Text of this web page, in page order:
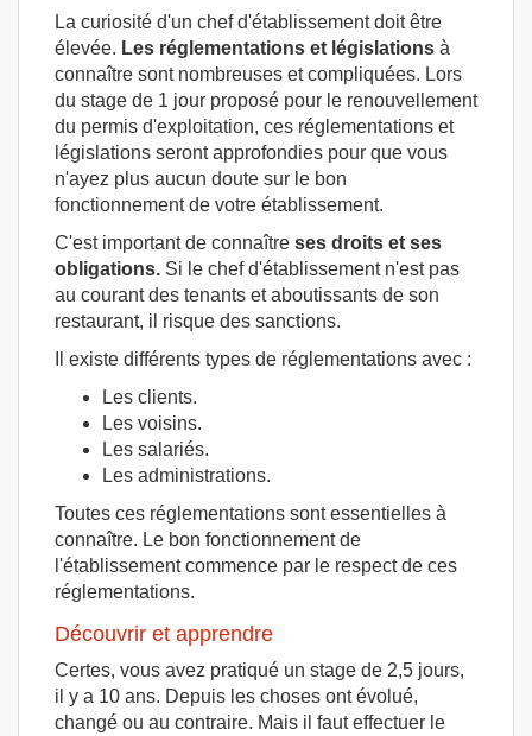
La curiosité d'un chef d'établissement doit être
élevée. Les réglementations et législations à
connaître sont nombreuses et compliquées. Lors
du stage de 1 jour proposé pour le renouvellement
du permis d'exploitation, ces réglementations et
législations seront approfondies pour que vous
n'ayez plus aucun doute sur le bon
fonctionnement de votre établissement.
C'est important de connaître ses droits et ses
obligations. Si le chef d'établissement n'est pas
au courant des tenants et aboutissants de son
restaurant, il risque des sanctions.
Il existe différents types de réglementations avec :
Les clients.
Les voisins.
Les salariés.
Les administrations.
Toutes ces réglementations sont essentielles à
connaître. Le bon fonctionnement de
l'établissement commence par le respect de ces
réglementations.
Découvrir et apprendre
Certes, vous avez pratiqué un stage de 2,5 jours,
il y a 10 ans. Depuis les choses ont évolué,
changé ou au contraire. Mais il faut effectuer le